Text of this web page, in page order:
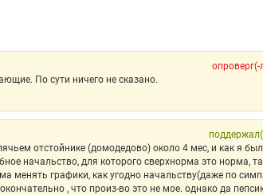
По сути ничего не сказано.
отстойнике (домодедово) около 4 мес, и как я
начальство, для которого сверхнорма это норма,
менять графики, как угодно начальству(даже по
, что произ-во это не мое. однако да